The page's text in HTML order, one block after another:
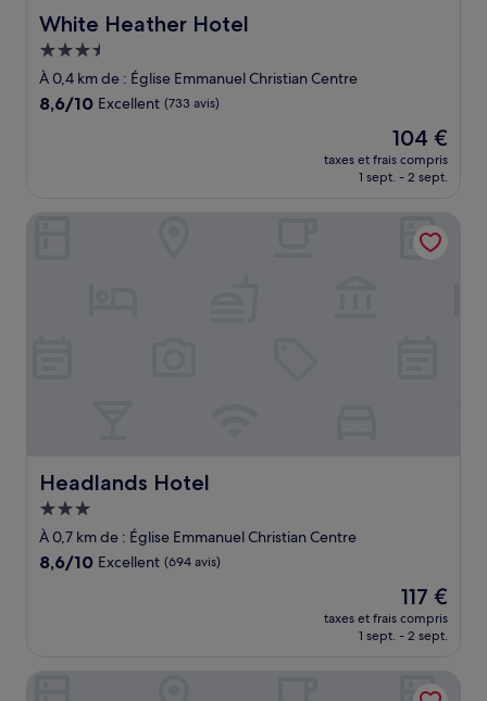
White Heather Hotel
White Heather Hotel
Hébergement
3.5 étoiles
À 0,4 km de : Église Emmanuel Christian Centre
8.6
8,6/10 Excellent (733 avis)
Le
nouveau
prix
de
104 €
104 €
taxes et frais compris
1 sept. - 2 sept.
Headlands Hotel
Headlands Hotel
Hébergement
3.0 étoiles
À 0,7 km de : Église Emmanuel Christian Centre
8.6
8,6/10 Excellent (694 avis)
Le
nouveau
prix
de
117 €
117 €
taxes et frais compris
1 sept. - 2 sept.